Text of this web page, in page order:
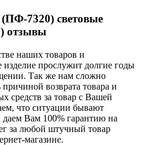
7320) световые
отзывы
наших товаров и
прослужит долгие годы
Так же нам сложно
возврата товара и
средств за товар с Вашей
что ситуации бывают
Вам 100% гарантию на
за любой штучный товар
магазине.